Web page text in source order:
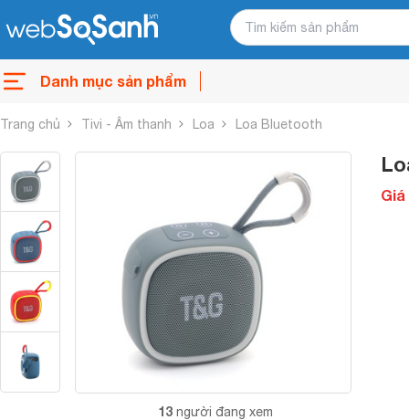
Danh mục sản phẩm
Trang chủ Tivi - Âm thanh Loa Loa Bluetooth
13 người đang xem